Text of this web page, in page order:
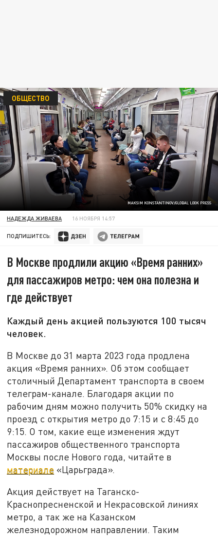
MAKSIM KONSTANTINOV/GLOBAL LOOK PRESS
ОБЩЕСТВО
НАДЕЖДА ЖИВАЕВА 16 НОЯБРЯ 14:57
ПОДПИШИТЕСЬ:
В Москве продлили акцию «Время ранних»
для пассажиров метро: чем она полезна и
где действует
Каждый день акцией пользуются 100 тысяч
человек.
В Москве до 31 марта 2023 года продлена
акция «Время ранних». Об этом сообщает
столичный Департамент транспорта в своем
телеграм-канале. Благодаря акции по
рабочим дням можно получить 50% скидку на
проезд с открытия метро до 7:15 и с 8:45 до
9:15. О том, какие еще изменения ждут
пассажиров общественного транспорта
Москвы после Нового года, читайте в
материале «Царьграда».
Акция действует на Таганско-
Краснопресненской и Некрасовской линиях
метро, а так же на Казанском
железнодорожном направлении. Таким